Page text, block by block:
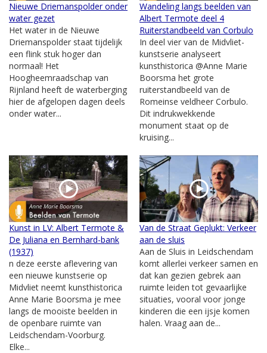
Nieuwe Driemanspolder onder
water gezet
Het water in de Nieuwe
Driemanspolder staat tijdelijk
een flink stuk hoger dan
normaal! Het
Hoogheemraadschap van
Rijnland heeft de waterberging
hier de afgelopen dagen deels
onder water...
Wandeling langs beelden van
Albert Termote deel 4
Ruiterstandbeeld van Corbulo
In deel vier van de Midvliet-
kunstserie analyseert
kunsthistorica @Anne Marie
Boorsma het grote
ruiterstandbeeld van de
Romeinse veldheer Corbulo.
Dit indrukwekkende
monument staat op de
kruising...
Kunst in LV: Albert Termote &
De Juliana en Bernhard-bank
(1937)
n deze eerste aflevering van
een nieuwe kunstserie op
Midvliet neemt kunsthistorica
Anne Marie Boorsma je mee
langs de mooiste beelden in
de openbare ruimte van
Leidschendam-Voorburg.
Elke...
Van de Straat Geplukt: Verkeer
aan de sluis
Aan de Sluis in Leidschendam
komt allerlei verkeer samen en
dat kan gezien gebrek aan
ruimte leiden tot gevaarlijke
situaties, vooral voor jonge
kinderen die een ijsje komen
halen. Vraag aan de...